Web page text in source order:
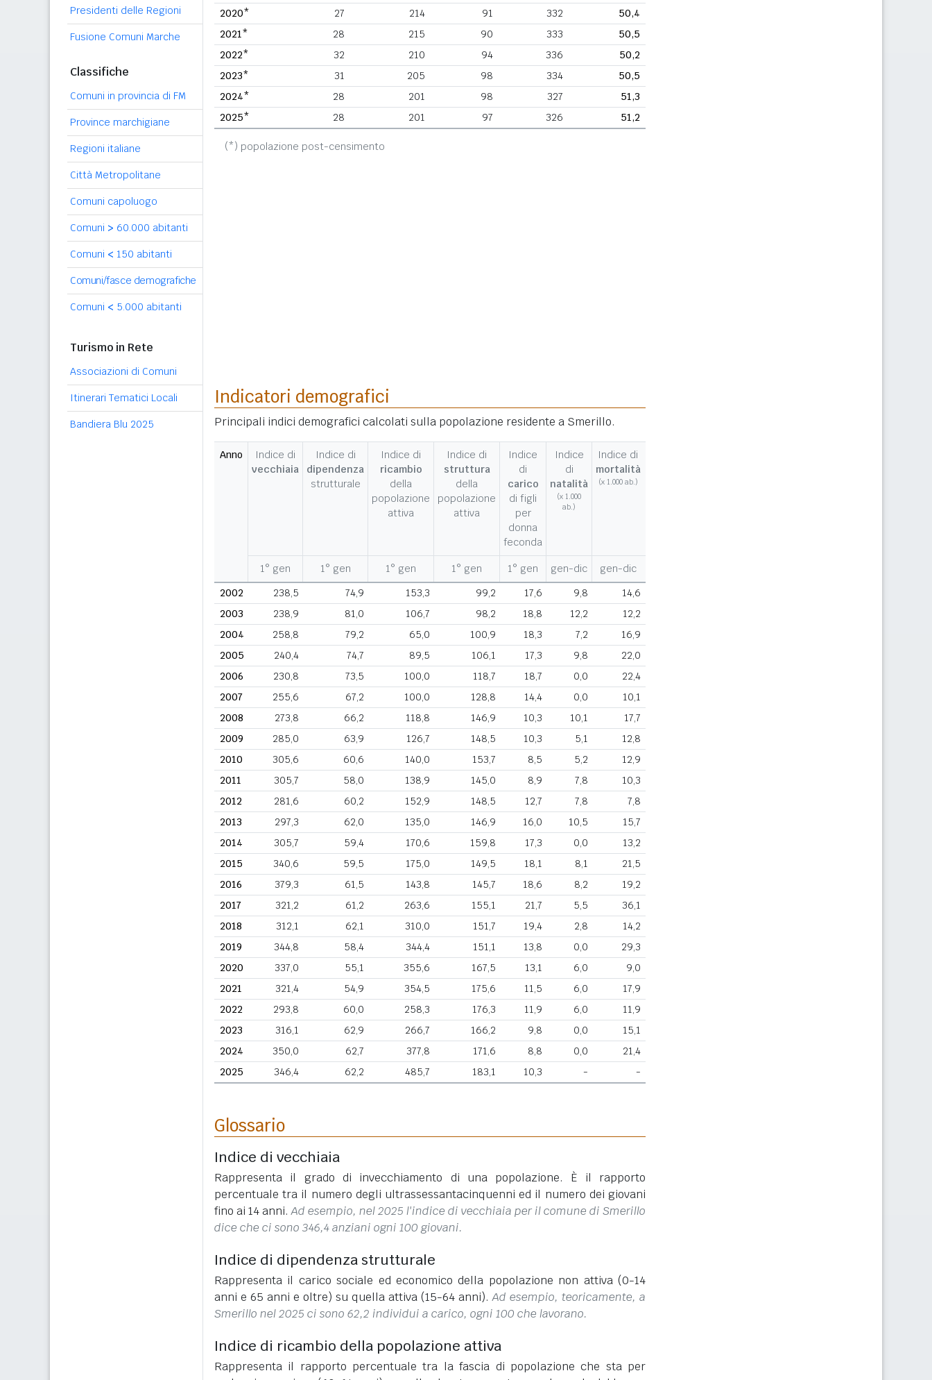
Presidenti delle Regioni
Fusione Comuni Marche
Classifiche
Comuni in provincia di FM
Province marchigiane
Regioni italiane
Città Metropolitane
Comuni capoluogo
Comuni > 60.000 abitanti
Comuni < 150 abitanti
Comuni/fasce demografiche
Comuni < 5.000 abitanti
Turismo in Rete
Associazioni di Comuni
Itinerari Tematici Locali
Bandiera Blu 2025
2020*
27 214 91 332
50,4
2021*
28 215 90 333
50,5
2022*
32 210 94 336
50,2
2023*
31 205 98 334
50,5
2024*
28 201 98 327
51,3
2025*
28 201 97 326 51,2
(*) popolazione post-censimento
Indicatori demografici
Principali indici demografici calcolati sulla popolazione residente a Smerillo.
Anno
Indice di
vecchiaia
Indice di
dipendenza
strutturale
Indice di
ricambio
della
popolazione
attiva
Indice di
struttura
della
popolazione
attiva
Indice
di
carico
di figli
per
donna
feconda
Indice
di
natalità
(x 1.000
ab.)
Indice di
mortalità
(x 1.000 ab.)
1° gen 1° gen 1° gen 1° gen 1° gen gen-dic
gen-dic
2002
238,5 74,9 153,3 99,2 17,6 9,8
14,6
2003
238,9 81,0 106,7 98,2 18,8 12,2
12,2
2004
258,8 79,2 65,0 100,9 18,3 7,2
16,9
2005
240,4 74,7 89,5 106,1 17,3 9,8
22,0
2006
230,8 73,5 100,0 118,7 18,7 0,0
22,4
2007
255,6 67,2 100,0 128,8 14,4 0,0
10,1
2008
273,8 66,2 118,8 146,9 10,3 10,1
17,7
2009
285,0 63,9 126,7 148,5 10,3 5,1
12,8
2010
305,6 60,6 140,0 153,7 8,5 5,2
12,9
2011
305,7 58,0 138,9 145,0 8,9 7,8
10,3
2012
281,6 60,2 152,9 148,5 12,7 7,8
7,8
2013
297,3 62,0 135,0 146,9 16,0 10,5
15,7
2014
305,7 59,4 170,6 159,8 17,3 0,0
13,2
2015
340,6 59,5 175,0 149,5 18,1 8,1
21,5
2016
379,3 61,5 143,8 145,7 18,6 8,2
19,2
2017
321,2 61,2 263,6 155,1 21,7 5,5
36,1
2018
312,1 62,1 310,0 151,7 19,4 2,8
14,2
2019
344,8 58,4 344,4 151,1 13,8 0,0
29,3
2020
337,0 55,1 355,6 167,5 13,1 6,0
9,0
2021
321,4 54,9 354,5 175,6 11,5 6,0
17,9
2022
293,8 60,0 258,3 176,3 11,9 6,0
11,9
2023
316,1 62,9 266,7 166,2 9,8 0,0
15,1
2024
350,0 62,7 377,8 171,6 8,8 0,0
21,4
2025
346,4 62,2 485,7 183,1 10,3 - -
Glossario
Indice di vecchiaia
Rappresenta il grado di invecchiamento di una popolazione. È il rapporto
percentuale tra il numero degli ultrassessantacinquenni ed il numero dei giovani
fino ai 14 anni.Ad esempio, nel 2025 l'indice di vecchiaia per il comune di Smerillo
dice che ci sono 346,4 anziani ogni 100 giovani.
Indice di dipendenza strutturale
Rappresenta il carico sociale ed economico della popolazione non attiva (0-14
anni e 65 anni e oltre) su quella attiva (15-64 anni).Ad esempio, teoricamente, a
Smerillo nel 2025 ci sono 62,2 individui a carico, ogni 100 che lavorano.
Indice di ricambio della popolazione attiva
Rappresenta il rapporto percentuale tra la fascia di popolazione che sta per